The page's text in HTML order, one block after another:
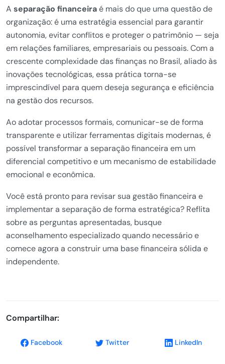
A separação financeiraé mais do que uma questão de
organização: é uma estratégia essencial para garantir
autonomia, evitar conflitos e proteger o patrimônio — seja
em relações familiares, empresariais ou pessoais. Com a
crescente complexidade das finanças no Brasil, aliado às
inovações tecnológicas, essa prática torna-se
imprescindível para quem deseja segurança e eficiência
na gestão dos recursos.
Ao adotar processos formais, comunicar-se de forma
transparente e utilizar ferramentas digitais modernas, é
possível transformar a separação financeira em um
diferencial competitivo e um mecanismo de estabilidade
emocional e econômica.
Você está pronto para revisar sua gestão financeira e
implementar a separação de forma estratégica? Reflita
sobre as perguntas apresentadas, busque
aconselhamento especializado quando necessário e
comece agora a construir uma base financeira sólida e
independente.
Compartilhar:
Facebook Twitter LinkedIn